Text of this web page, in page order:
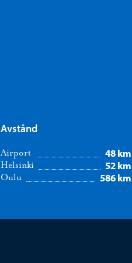
Avstånd
Airport 48 km
Helsinki 52 km
Oulu 586 km